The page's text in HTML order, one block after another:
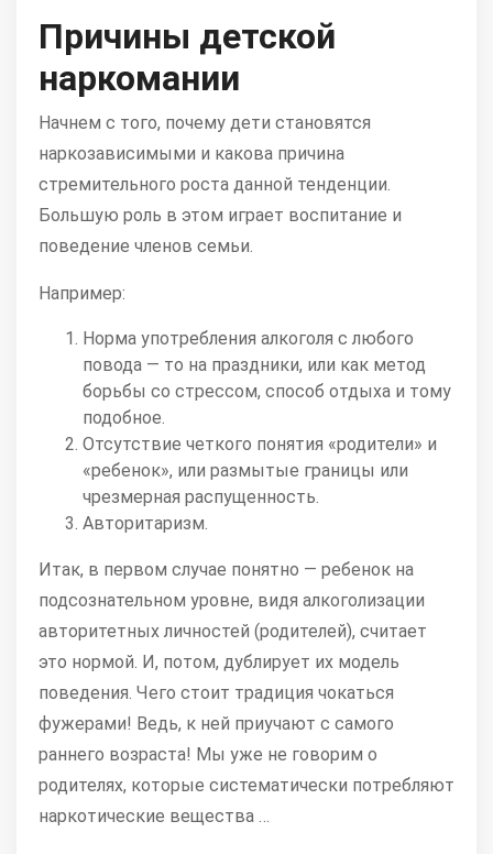
Причины детской
наркомании
Начнем с того, почему дети становятся
наркозависимыми и какова причина
стремительного роста данной тенденции.
Большую роль в этом играет воспитание и
поведение членов семьи.
Например:
Норма употребления алкоголя с любого
повода — то на праздники, или как метод
борьбы со стрессом, способ отдыха и тому
подобное.
Отсутствие четкого понятия «родители» и
«ребенок», или размытые границы или
чрезмерная распущенность.
Авторитаризм.
Итак, в первом случае понятно — ребенок на
подсознательном уровне, видя алкоголизации
авторитетных личностей (родителей), считает
это нормой. И, потом, дублирует их модель
поведения. Чего стоит традиция чокаться
фужерами! Ведь, к ней приучают с самого
раннего возраста! Мы уже не говорим о
родителях, которые систематически потребляют
наркотические вещества …